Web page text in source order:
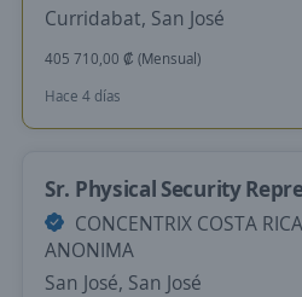
Curridabat, San José
405 710,00 ₡ (Mensual)
Hace 4 días
Sr. Physical Security
CONCENTRIX COSTA
ANONIMA
San José, San José